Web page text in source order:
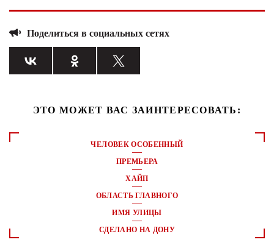
Поделиться в социальных сетях
ЭТО МОЖЕТ ВАС ЗАИНТЕРЕСОВАТЬ:
ЧЕЛОВЕК ОСОБЕННЫЙ
ПРЕМЬЕРА
ХАЙП
ОБЛАСТЬ ГЛАВНОГО
ИМЯ УЛИЦЫ
СДЕЛАНО НА ДОНУ